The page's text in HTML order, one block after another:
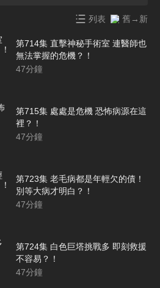
列表 舊→新
第714集 直擊神秘手術室 連醫師也
無法掌握的危機？！
47分鐘
第715集 處處是危機 恐怖病源在這
裡？！
47分鐘
第723集 老毛病都是年輕欠的債！
別等大病才明白？！
47分鐘
第724集 白色巨塔挑戰多 即刻救援
不容易？！
47分鐘